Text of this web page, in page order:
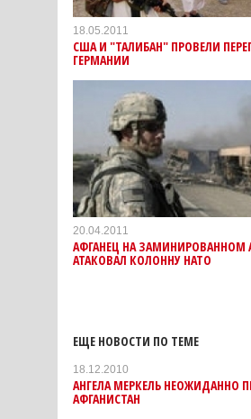
18.05.2011
США И "ТАЛИБАН" ПРОВЕЛИ
ГЕРМАНИИ
20.04.2011
АФГАНЕЦ НА ЗАМИНИРОВАННОМ
АТАКОВАЛ КОЛОННУ НАТО
ЕЩЕ НОВОСТИ ПО ТЕМЕ
18.12.2010
АНГЕЛА МЕРКЕЛЬ НЕОЖИДАННО
АФГАНИСТАН